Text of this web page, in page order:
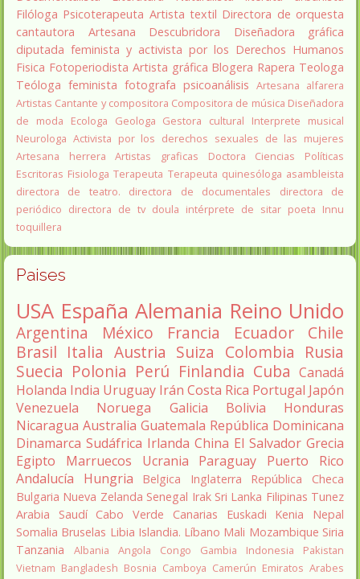
Filóloga Psicoterapeuta Artista textil Directora de orquesta
cantautora
Artesana Descubridora
Diseñadora gráfica
diputada feminista y activista por los Derechos Humanos
Fisica Fotoperiodista Artista gráfica Blogera Rapera Teologa
Teóloga feminista fotografa psicoanálisis Artesana alfarera
Artistas Cantante y compositora Compositora de música Diseñadora
de moda
Ecologa Geologa Gestora cultural
Interprete musical
Neurologa Activista por los derechos sexuales de las mujeres
Artesana herrera
Artistas graficas
Doctora Ciencias Políticas
Escritoras Fisiologa Terapeuta Terapeuta quinesóloga asambleista
directora de teatro.
directora de documentales
directora de
periódico directora de tv doula intérprete de sitar poeta Innu
toquillera
Paises
USA España Alemania Reino Unido
Argentina México Francia Ecuador
Chile
Brasil Italia Austria Suiza Colombia Rusia
Suecia Polonia Perú Finlandia Cuba Canadá
Holanda India Uruguay Irán Costa Rica Portugal Japón
Venezuela
Noruega Galicia Bolivia
Honduras
Nicaragua Australia Guatemala República Dominicana
Dinamarca Sudáfrica Irlanda China El Salvador Grecia
Egipto
Marruecos Ucrania Paraguay
Puerto Rico
Andalucía
Hungria Belgica Inglaterra
República Checa
Bulgaria Nueva Zelanda Senegal Irak Sri Lanka Filipinas Tunez
Arabia Saudí Cabo Verde Canarias Euskadi Kenia
Nepal
Somalia Bruselas Libia Islandia. Líbano Mali Mozambique Siria
Tanzania
Albania Angola Congo Gambia Indonesia
Pakistan
Vietnam Bangladesh Bosnia Camboya Camerún Emiratos Arabes